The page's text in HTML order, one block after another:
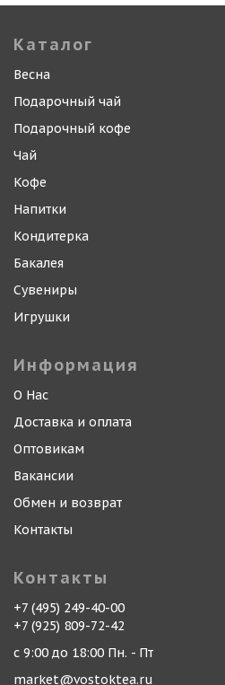
Каталог
Весна
Подарочный чай
Подарочный кофе
Чай
Кофе
Напитки
Кондитерка
Бакалея
Сувениры
Игрушки
Информация
О Нас
Доставка и оплата
Оптовикам
Вакансии
Обмен и возврат
Контакты
Контакты
+7 (495) 249-40-00
+7 (925) 809-72-42
с 9:00 до 18:00 Пн. - Пт
market@vostoktea.ru